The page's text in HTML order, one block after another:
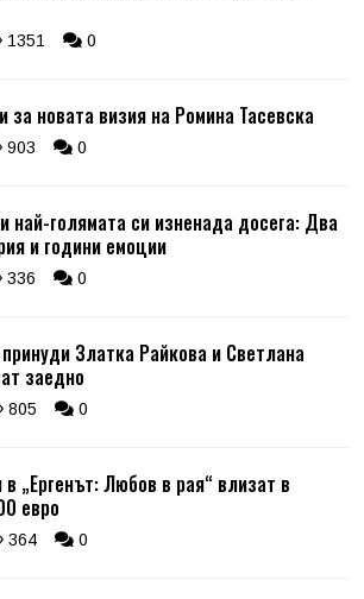
1351 0
за новата визия на Ромина Тасевска
903 0
най-голямата си изненада досега: Два
и години емоции
336 0
Златка Райкова и Светлана
заедно
805 0
„Ергенът: Любов в рая“ влизат в
евро
364 0